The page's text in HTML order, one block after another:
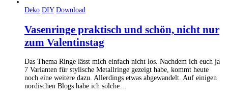
Deko DIY Download
Vasenringe praktisch und schön, nicht nur
zum Valentinstag
Das Thema Ringe lässt mich einfach nicht los. Nachdem ich euch ja
7 Varianten für stylische Metallringe gezeigt habe, kommt heute
noch eine weitere dazu. Allerdings etwas abgewandelt. Auf einigen
nordischen Blogs habe ich solche…